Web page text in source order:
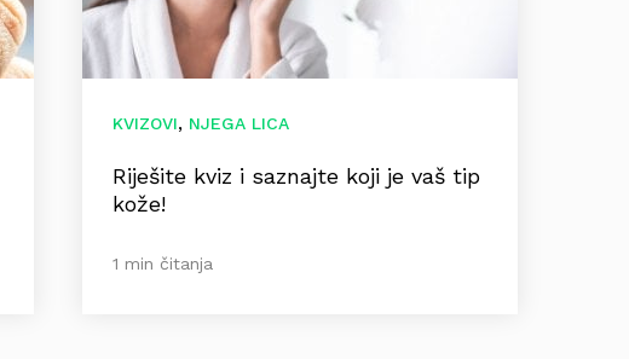
KVIZOVI, NJEGA LICA
Riješite kviz i saznajte koji je vaš tip
kože!
1 min čitanja